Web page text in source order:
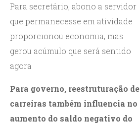
Para secretário, abono a servidor
que permanecesse em atividade
proporcionou economia, mas
gerou acúmulo que será sentido
agora
Para governo, reestruturação de
carreiras também influencia no
aumento do saldo negativo do